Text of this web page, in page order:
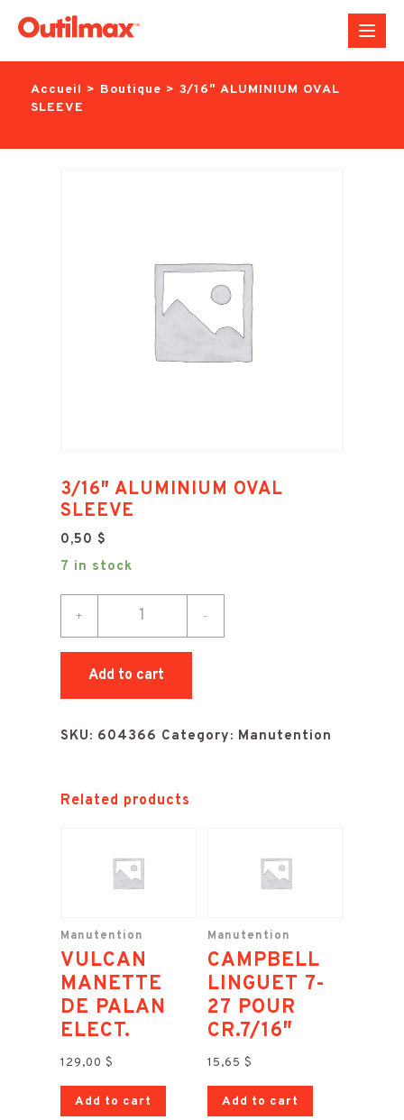
Accueil > Boutique > 3/16″ ALUMINIUM OVAL
SLEEVE
3/16″ ALUMINIUM OVAL
SLEEVE
0,50 $
7 in stock
+
3/16"
ALUMINIUM
OVAL
SLEEVE
-
Add to cart
SKU: 604366 Category: Manutention
Related products
Manutention
VULCAN
MANETTE
DE PALAN
ELECT.
129,00 $
Add to cart
Manutention
CAMPBELL
LINGUET 7-
27 POUR
CR.7/16″
15,65$
Add to cart